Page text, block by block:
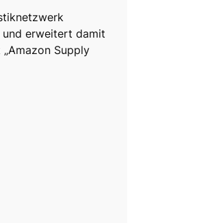
und erweitert damit
Supply